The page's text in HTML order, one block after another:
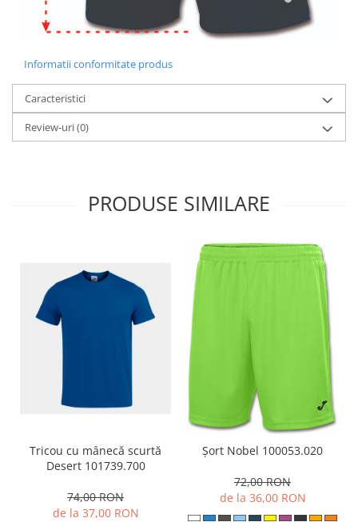
Informatii conformitate produs
Caracteristici
Review-uri(0)
PRODUSE SIMILARE
Tricou cu mânecă scurtă
Desert 101739.700
74,00 RON
de la 37,00 RON
Șort Nobel 100053.020
72,00 RON
de la 36,00 RON